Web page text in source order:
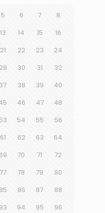
5 6 7
8
13 14 15
16
21 22 23
24
29 30 31
32
37 38 39
40
46 47
48
53 54 55
56
61 62 63
64
69 70 71
72
77 78 79
80
85 86 87
88
93 94 95
96